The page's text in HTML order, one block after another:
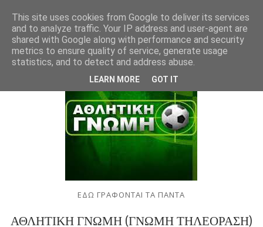
ΕΔΩ ΓΡΑΦΟΝΤΑΙ ΤΑ ΠΑΝΤΑ
ΑΘΛΗΤΙΚΗ ΓΝΩΜΗ (ΓΝΩΜΗ ΤΗΛΕΟΡΑΣΗ)
This site uses cookies from Google to deliver its services
and to analyze traffic. Your IP address and user-agent are
shared with Google along with performance and security
metrics to ensure quality of service, generate usage
statistics, and to detect and address abuse.
LEARN MORE GOT IT